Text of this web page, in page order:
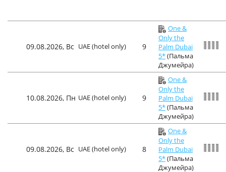
09.08.2026, Вс UAE (hotel only) 9
One &
Only the
Palm Dubai
5*(Пальма
Джумейра)
10.08.2026, Пн UAE (hotel only) 9
One &
Only the
Palm Dubai
5*(Пальма
Джумейра)
09.08.2026, Вс UAE (hotel only) 8
One &
Only the
Palm Dubai
5*(Пальма
Джумейра)